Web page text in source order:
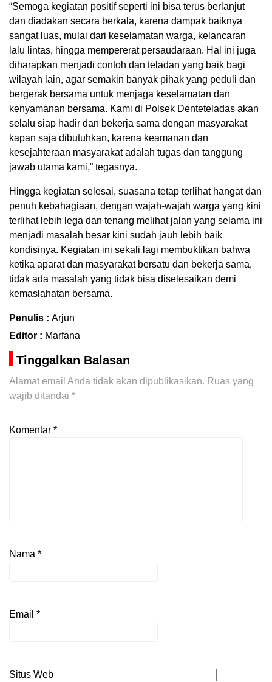
“Semoga kegiatan positif seperti ini bisa terus berlanjut
dan diadakan secara berkala, karena dampak baiknya
sangat luas, mulai dari keselamatan warga, kelancaran
lalu lintas, hingga mempererat persaudaraan. Hal ini juga
diharapkan menjadi contoh dan teladan yang baik bagi
wilayah lain, agar semakin banyak pihak yang peduli dan
bergerak bersama untuk menjaga keselamatan dan
kenyamanan bersama. Kami di Polsek Denteteladas akan
selalu siap hadir dan bekerja sama dengan masyarakat
kapan saja dibutuhkan, karena keamanan dan
kesejahteraan masyarakat adalah tugas dan tanggung
jawab utama kami,” tegasnya.
Hingga kegiatan selesai, suasana tetap terlihat hangat dan
penuh kebahagiaan, dengan wajah-wajah warga yang kini
terlihat lebih lega dan tenang melihat jalan yang selama ini
menjadi masalah besar kini sudah jauh lebih baik
kondisinya. Kegiatan ini sekali lagi membuktikan bahwa
ketika aparat dan masyarakat bersatu dan bekerja sama,
tidak ada masalah yang tidak bisa diselesaikan demi
kemaslahatan bersama.
Penulis : Arjun
Editor : Marfana
Tinggalkan Balasan
Alamat email Anda tidak akan dipublikasikan. Ruas yang
wajib ditandai *
Komentar *
Nama *
Email *
Situs Web